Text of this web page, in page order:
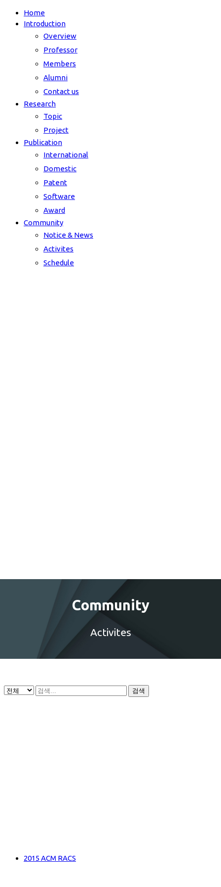
Home
Introduction
Overview
Professor
Members
Alumni
Contact us
Research
Topic
Project
Publication
International
Domestic
Patent
Software
Award
Community
Notice & News
Activites
Schedule
Community
Activites
검색
2015 ACM RACS